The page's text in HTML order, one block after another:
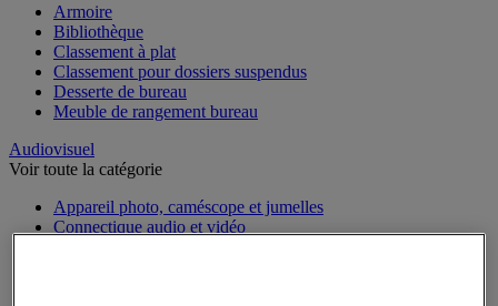
Armoire
Bibliothèque
Classement à plat
Classement pour dossiers suspendus
Desserte de bureau
Meuble de rangement bureau
Audiovisuel
Voir toute la catégorie
Appareil photo, caméscope et jumelles
Connectique audio et vidéo